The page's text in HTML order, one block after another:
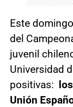
Este
del
juvenil
Universidad
positivas:
Unión